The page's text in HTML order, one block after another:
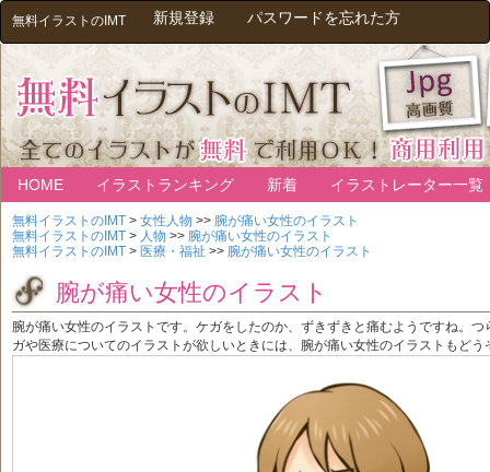
無料イラストのIMT 新規登録 パスワードを忘れた方
HOME イラストランキング 新着 イラストレーター一覧
無料イラストのIMT > 女性人物 >> 腕が痛い女性のイラスト
無料イラストのIMT > 人物 >> 腕が痛い女性のイラスト
無料イラストのIMT > 医療・福祉 >> 腕が痛い女性のイラスト
腕が痛い女性のイラスト
腕が痛い女性のイラストです。ケガをしたのか、ずきずきと痛むようですね。
ガや医療についてのイラストが欲しいときには、腕が痛い女性のイラストもどう